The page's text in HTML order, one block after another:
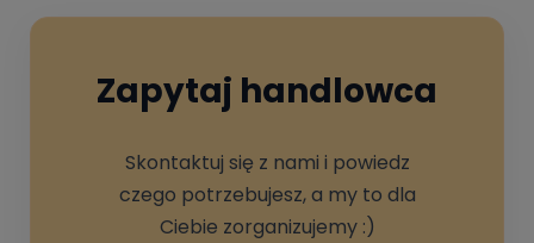
Zapytaj handlowca
Skontaktuj się z nami i powiedz
czego potrzebujesz, a my to dla
Ciebie zorganizujemy :)